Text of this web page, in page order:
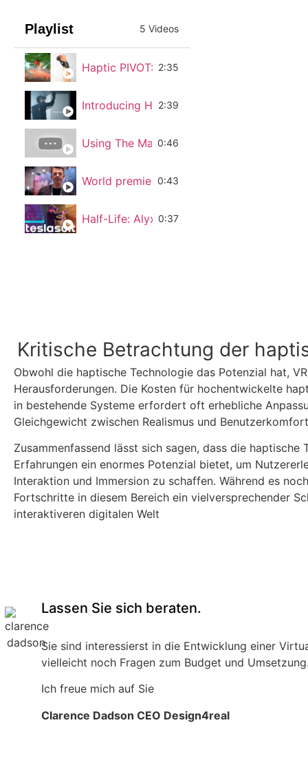
Playlist 5 Videos
Haptic PIVOT: On-Demand Handhelds in VR
2:35
Introducing HaptX Gloves G1
2:39
Using The Manus VR Gloves With Vive
0:46
World premiere at CES - VR-powered
0:43
Half-Life: Alyx Gameplay powered by the
0:37
Kritische Betrachtung der
Obwohl die haptische Technologie das Potenzial hat,
Herausforderungen. Die Kosten für hochentwickelte
in bestehende Systeme erfordert oft erhebliche
Gleichgewicht zwischen Realismus und
Zusammenfassend lässt sich sagen, dass die haptische
Erfahrungen ein enormes Potenzial bietet, um
Interaktion und Immersion zu schaffen. Während es
Fortschritte in diesem Bereich ein vielversprechender
interaktiveren digitalen Welt
Lassen Sie sich beraten.
Sie sind interessierst in die Entwicklung einer
vielleicht noch Fragen zum Budget und
Ich freue mich auf Sie
Clarence Dadson CEO Design4real